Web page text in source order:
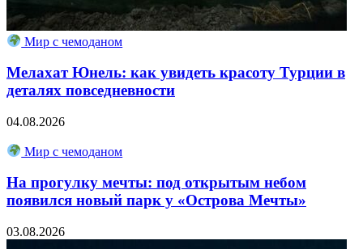
Мир с чемоданом
Мелахат Юнель: как увидеть красоту Турции в
деталях повседневности
04.08.2026
Мир с чемоданом
На прогулку мечты: под открытым небом
появился новый парк у «Острова Мечты»
03.08.2026